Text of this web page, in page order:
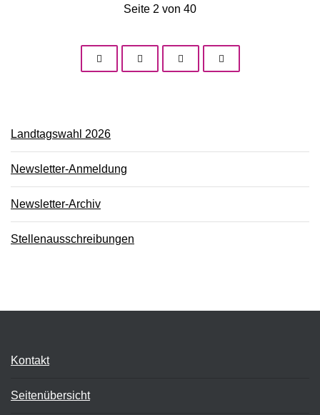
Seite 2 von 40
Landtagswahl 2026
Newsletter-Anmeldung
Newsletter-Archiv
Stellenausschreibungen
Kontakt
Seitenübersicht